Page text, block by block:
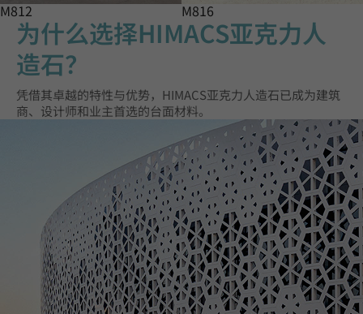
M812 M816
为什么选择HIMACS亚克力人
造石？
凭借其卓越的特性与优势，HIMACS亚克力人造石已成为建筑
商、设计师和业主首选的台面材料。